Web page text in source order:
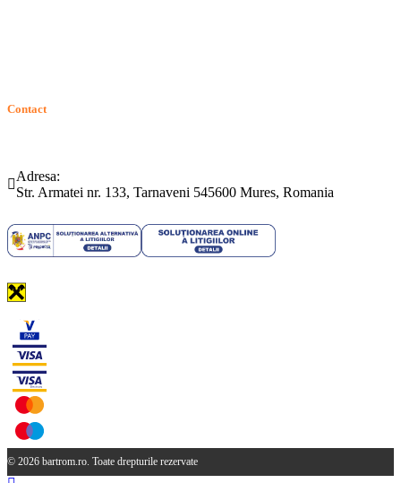
Contact
Adresa:
Str. Armatei nr. 133, Tarnaveni 545600 Mures, Romania
© 2026 bartrom.ro. Toate drepturile rezervate